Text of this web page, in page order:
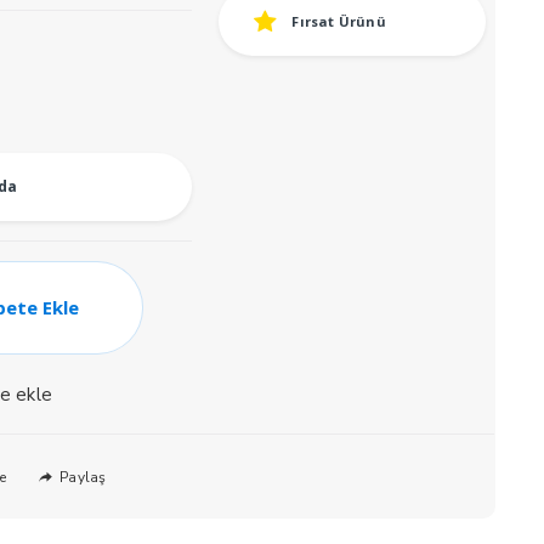
Ekle
ekle
Fırsat Ürünü
Paylaş